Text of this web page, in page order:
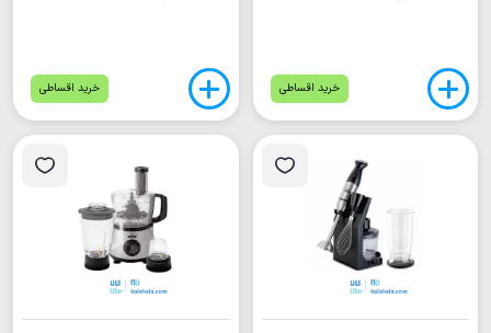
خرید اقساطی خرید اقساطی